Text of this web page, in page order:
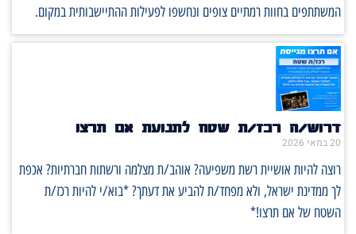
המשתתפים בחוות רמתיים צופים ונחשפו לפעילות ההתיישבותית במקום.
דרוש/ה רכז/ת שטח לתנועת אם תרצו
20 במאי 2026
רוצה להיות אושיית רשת משפיעה? אוהב/ת מצלמה ורשתות חברתיות? אכפת
לך ממדינת ישראל, ולא מפחד/ת להביע את דעתך? *בוא/י להיות רכז/ת
השטח של אם תרצו!*